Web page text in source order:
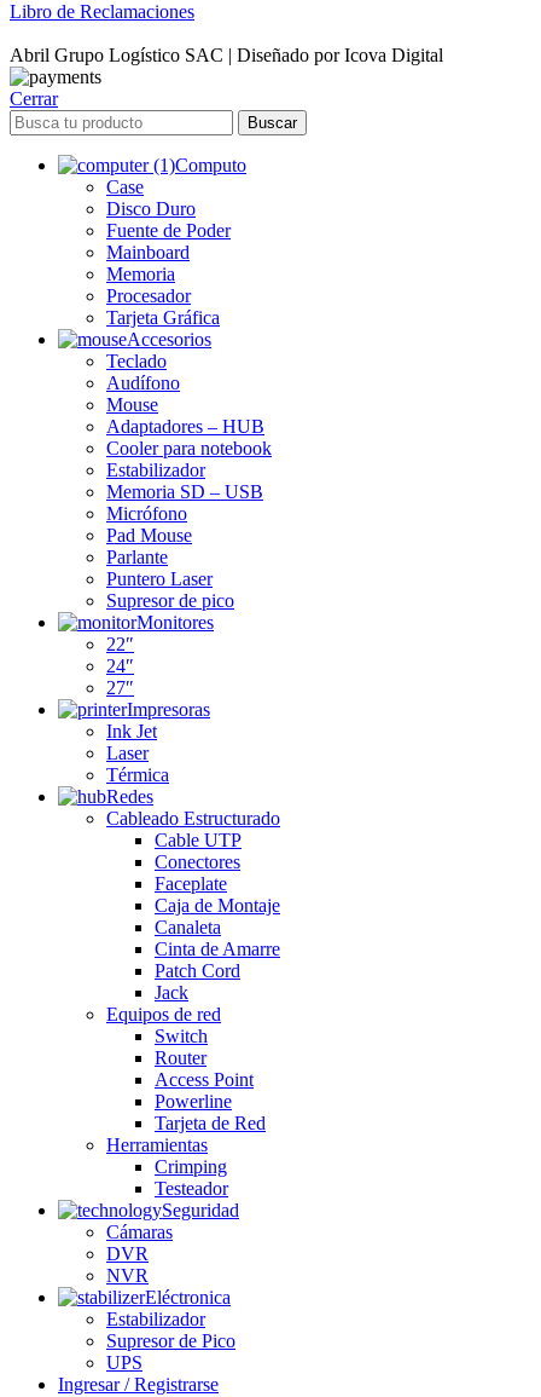
Libro de Reclamaciones
Abril Grupo Logístico SAC | Diseñado por Icova Digital
Cerrar
Buscar
Computo
Case
Disco Duro
Fuente de Poder
Mainboard
Memoria
Procesador
Tarjeta Gráfica
Accesorios
Teclado
Audífono
Mouse
Adaptadores – HUB
Cooler para notebook
Estabilizador
Memoria SD – USB
Micrófono
Pad Mouse
Parlante
Puntero Laser
Supresor de pico
Monitores
22″
24″
27″
Impresoras
Ink Jet
Laser
Térmica
Redes
Cableado Estructurado
Cable UTP
Conectores
Faceplate
Caja de Montaje
Canaleta
Cinta de Amarre
Patch Cord
Jack
Equipos de red
Switch
Router
Access Point
Powerline
Tarjeta de Red
Herramientas
Crimping
Testeador
Seguridad
Cámaras
DVR
NVR
Eléctronica
Estabilizador
Supresor de Pico
UPS
Ingresar / Registrarse